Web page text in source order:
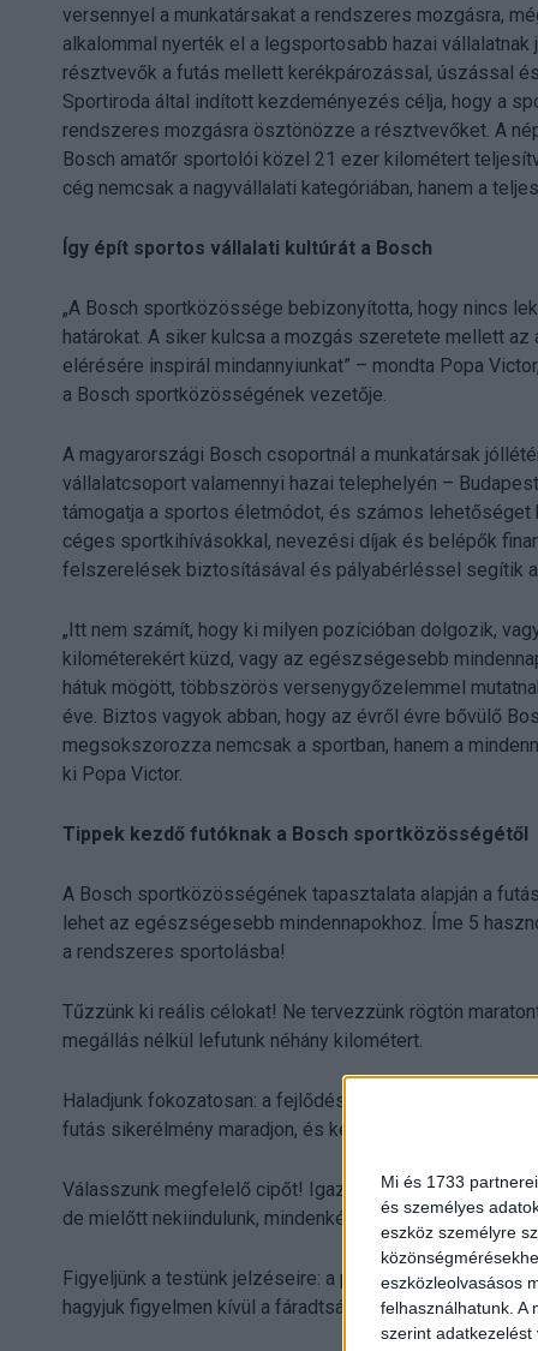
Mi és 1733
és személyes
eszköz személyre
eszközleolvasásos
felhasználhatunk. A
szerint
versennyel a munkatársakat a rendszeres mozgásra,
alkalommal nyerték el a legsportosabb hazai
résztvevők a futás mellett kerékpározással, úszással
Sportiroda által indított kezdeményezés célja, hogy a
rendszeres mozgásra ösztönözze a résztvevőket. A
Bosch amatőr sportolói közel 21 ezer kilométert
cég nemcsak a nagyvállalati kategóriában, hanem a
Így épít sportos vállalati kultúrát a Bosch
„A Bosch sportközössége bebizonyította, hogy nincs
határokat. A siker kulcsa a mozgás szeretete mellett
elérésére inspirál mindannyiunkat” – mondta Popa
a Bosch sportközösségének vezetője.
A magyarországi Bosch csoportnál a munkatársak
vállalatcsoport valamennyi hazai telephelyén –
támogatja a sportos életmódot, és számos
céges sportkihívásokkal, nevezési díjak és belépők
felszerelések biztosításával és pályabérléssel segítik
„Itt nem számít, hogy ki milyen pozícióban dolgozik,
kilométerekért küzd, vagy az egészségesebb
hátuk mögött, többszörös versenygyőzelemmel
éve. Biztos vagyok abban, hogy az évről évre bővülő
megsokszorozza nemcsak a sportban, hanem a
ki Popa Victor.
Tippek kezdő futóknak a Bosch sportközösségétől
A Bosch sportközösségének tapasztalata alapján a
lehet az egészségesebb mindennapokhoz. Íme 5
a rendszeres sportolásba!
Tűzzünk ki reális célokat! Ne tervezzünk rögtön
megállás nélkül lefutunk néhány kilométert.
Haladjunk fokozatosan: a fejlődéshez idő kell. Ne
futás sikerélmény maradjon, és kerüljük a túlterhelést.
Válasszunk megfelelő cipőt! Igaz, hogy a futást a
de mielőtt nekiindulunk, mindenképp fektessünk be
Figyeljünk a testünk jelzéseire: a pihenés, a
hagyjuk figyelmen kívül a fáradtságot, szánjunk időt a